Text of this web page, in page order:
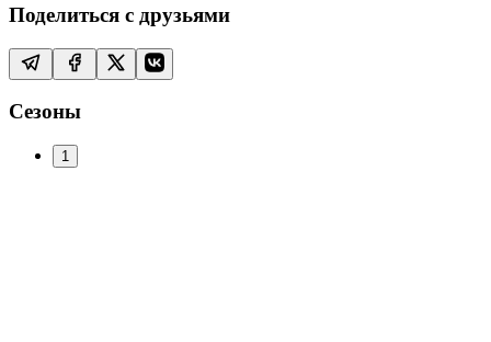
Поделиться с друзьями
Сезоны
1